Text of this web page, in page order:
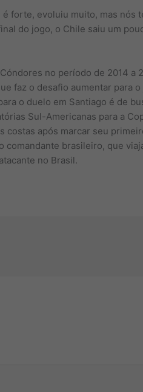
forte, evoluiu muito, mas nós
do jogo, o Chile saiu um
no período de 2014 a
faz o desafio aumentar para o
o duelo em Santiago é de
Sul-Americanas para a
costas após marcar seu
comandante brasileiro, que
no Brasil.